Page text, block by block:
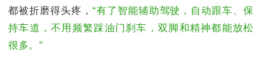
都被折磨得头疼， “有了智能辅助驾驶，自动跟车、保
持车道，不用频繁踩油门刹车，双脚和精神都能放松
很多。”